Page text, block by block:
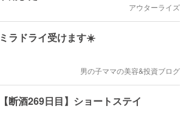
アウターライズ
ミラドライ受けます☀️
男の子ママの美容&投資ブログ
【断酒269日目】ショートステイ